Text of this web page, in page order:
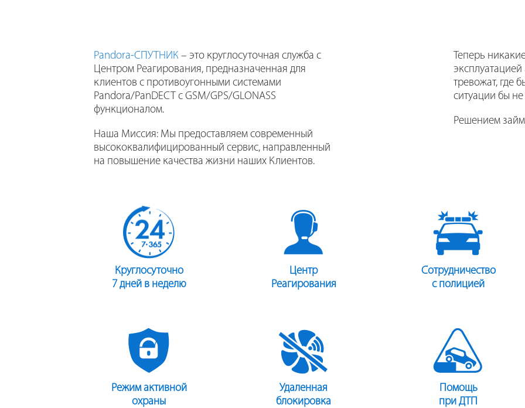
Pandora-СПУТНИК – это круглосуточная служба с
Центром Реагирования, предназначенная для
клиентов с противоугонными системами
Pandora/PanDECT с GSM/GPS/GLONASS
функционалом.
Наша Миссия: Мы предоставляем современный
высококвалифицированный сервис, направленный
на повышение качества жизни наших Клиентов.
Теперь
тревожат, где
ситуации бы
Решением
Круглосуточно
7 дней в неделю
Центр
Реагирования
Сотрудничество
с полицией
Режим активной
охраны
Удаленная
блокировка
Помощь
при ДТП